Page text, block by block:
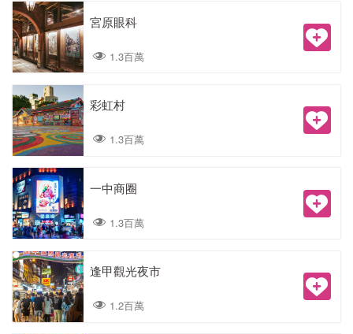
宮原眼科
1.3百萬
彩虹村
1.3百萬
一中商圈
1.3百萬
逢甲觀光夜市
1.2百萬